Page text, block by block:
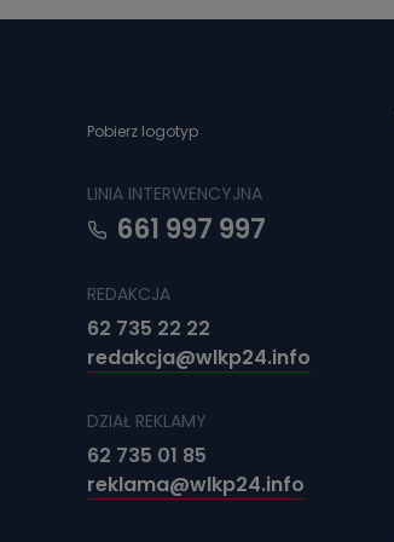
Pobierz logotyp
LINIA INTERWENCYJNA
661 997 997
REDAKCJA
62 735 22 22
redakcja@wlkp24.info
DZIAŁ REKLAMY
62 735 01 85
reklama@wlkp24.info